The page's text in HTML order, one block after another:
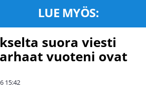
LUE MYÖS:
suora viesti
vuoteni ovat
15:42